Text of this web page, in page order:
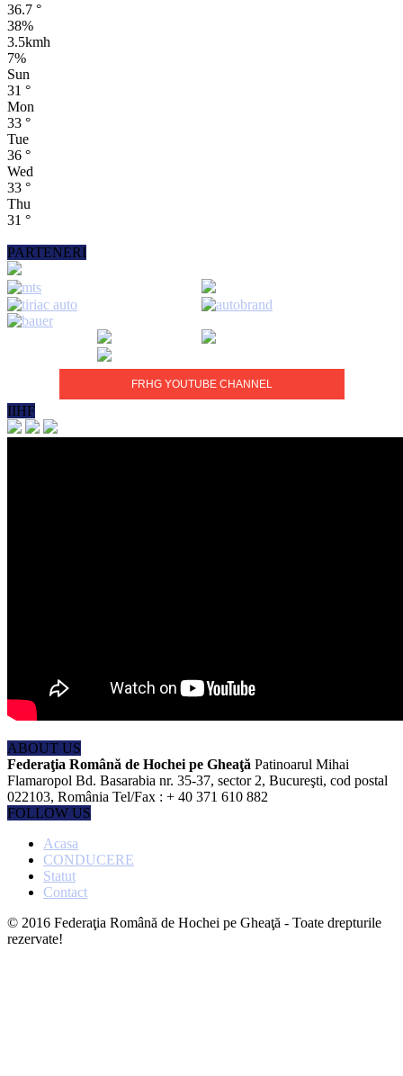
36.7 °
38%
3.5kmh
7%
Sun
31 °
Mon
33 °
Tue
36 °
Wed
33 °
Thu
31 °
PARTENERI
FRHG YOUTUBE CHANNEL
IIHF
ABOUT US
Federaţia Română de Hochei pe Gheaţă Patinoarul Mihai
Flamaropol Bd. Basarabia nr. 35-37, sector 2, Bucureşti, cod postal
022103, România Tel/Fax : + 40 371 610 882
FOLLOW US
Acasa
CONDUCERE
Statut
Contact
© 2016 Federaţia Română de Hochei pe Gheaţă - Toate drepturile
rezervate!